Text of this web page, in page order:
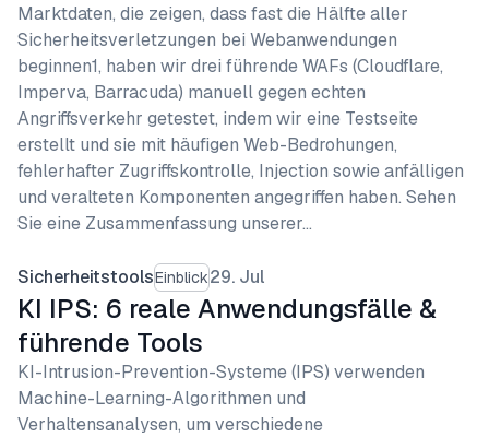
Marktdaten, die zeigen, dass fast die Hälfte aller
Sicherheitsverletzungen bei Webanwendungen
beginnen1, haben wir drei führende WAFs (Cloudflare,
Imperva, Barracuda) manuell gegen echten
Angriffsverkehr getestet, indem wir eine Testseite
erstellt und sie mit häufigen Web-Bedrohungen,
fehlerhafter Zugriffskontrolle, Injection sowie anfälligen
und veralteten Komponenten angegriffen haben. Sehen
Sie eine Zusammenfassung unserer…
SicherheitstoolsEinblick29. Jul
KI IPS: 6 reale Anwendungsfälle &
führende Tools
KI-Intrusion-Prevention-Systeme (IPS) verwenden
Machine-Learning-Algorithmen und
Verhaltensanalysen, um verschiedene